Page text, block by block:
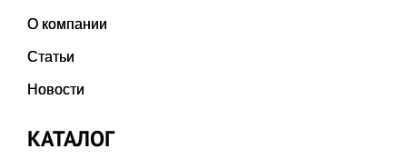
О компании
Статьи
Новости
КАТАЛОГ